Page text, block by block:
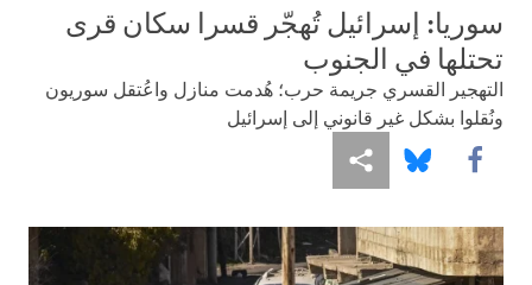
سوريا: إسرائيل تُهجّر قسرا سكان قرى
تحتلها في الجنوب
التهجير القسري جريمة حرب؛ هُدمت منازل واعُتقل سوريون
ونُقلوا بشكل غير قانوني إلى إسرائيل
Share this via Facebook
Share this via Bluesky
Share this via مشاركة